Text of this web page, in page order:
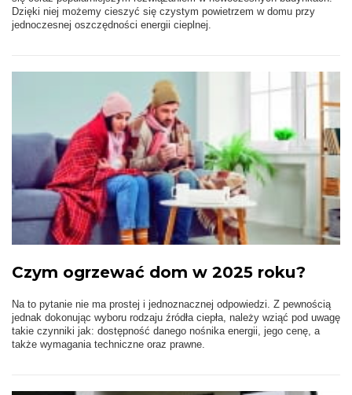
Dzięki niej możemy cieszyć się czystym powietrzem w domu przy
jednoczesnej oszczędności energii cieplnej.
Czym ogrzewać dom w 2025 roku?
Na to pytanie nie ma prostej i jednoznacznej odpowiedzi. Z pewnością
jednak dokonując wyboru rodzaju źródła ciepła, należy wziąć pod uwagę
takie czynniki jak: dostępność danego nośnika energii, jego cenę, a
także wymagania techniczne oraz prawne.